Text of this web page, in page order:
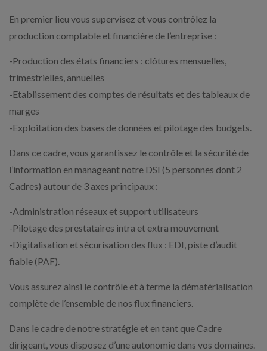
En premier lieu vous supervisez et vous contrôlez la
production comptable et financière de l’entreprise :
-Production des états financiers : clôtures mensuelles,
trimestrielles, annuelles
-Etablissement des comptes de résultats et des tableaux de
marges
-Exploitation des bases de données et pilotage des budgets.
Dans ce cadre, vous garantissez le contrôle et la sécurité de
l’information en manageant notre DSI (5 personnes dont 2
Cadres) autour de 3 axes principaux :
-Administration réseaux et support utilisateurs
-Pilotage des prestataires intra et extra mouvement
-Digitalisation et sécurisation des flux : EDI, piste d’audit
fiable (PAF).
Vous assurez ainsi le contrôle et à terme la dématérialisation
complète de l’ensemble de nos flux financiers.
Dans le cadre de notre stratégie et en tant que Cadre
dirigeant, vous disposez d’une autonomie dans vos domaines.